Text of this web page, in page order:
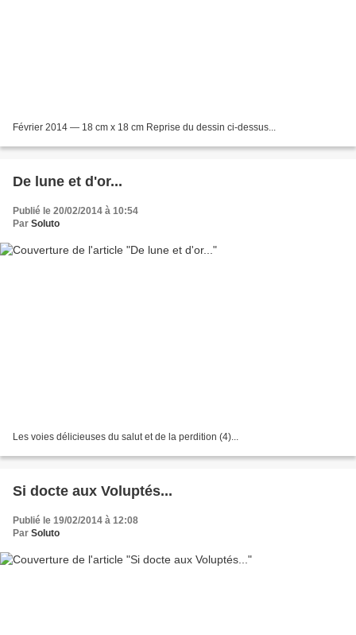
Février 2014 — 18 cm x 18 cm Reprise du dessin ci-dessus...
De lune et d'or...
Publié le 20/02/2014 à 10:54
Par Soluto
Les voies délicieuses du salut et de la perdition (4)...
Si docte aux Voluptés...
Publié le 19/02/2014 à 12:08
Par Soluto